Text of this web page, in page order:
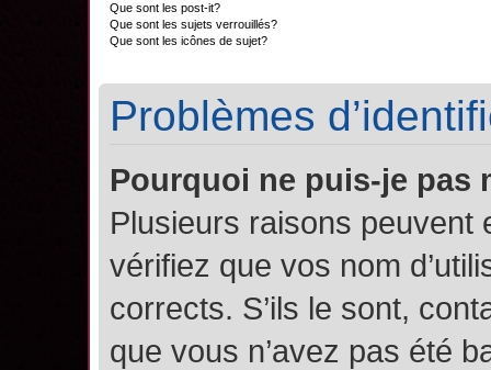
Que sont les post-it?
Que sont les sujets verrouillés?
Que sont les icônes de sujet?
Problèmes
Pourquoi ne puis-je pas
Plusieurs raisons peuvent
vérifiez que vos nom
corrects. S’ils le sont,
que vous n’avez pas été